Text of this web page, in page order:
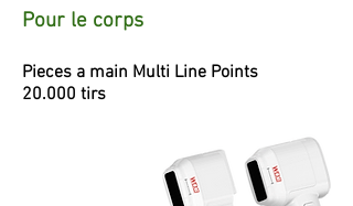
Pour le corps
Pieces a main Multi Line Points
20.000 tirs